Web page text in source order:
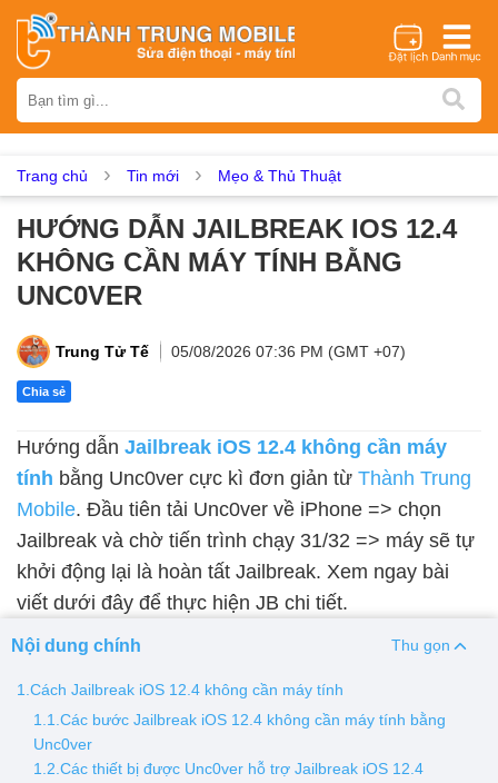
iPhone Samsung Oppo Xiaomi Realme Vivo
Asus Sony Vertu LG Tecno
Dịch vụ sửa chữa
Thay mic Thay rung Thay main Unlock - Mở Khoá
Màn hình Vsmart Màn hình Google Pixel
Thay pin
Pin iPhone Pin Samsumg Pin Oppo Pin Xiaomi
Pin Realme
Thay vỏ
Vỏ iPhone Vỏ Samsung Vỏ Xiaomi
Vỏ Huawei Vỏ Vivo
Trang chủ Tin mới Mẹo & Thủ Thuật
HƯỚNG DẪN JAILBREAK IOS 12.4
KHÔNG CẦN MÁY TÍNH BẰNG
UNC0VER
Trung Tử Tế 05/08/2026 07:36 PM (GMT +07)
Chia sẻ
Hướng dẫn Jailbreak iOS 12.4 không cần máy
tính bằng Unc0ver cực kì đơn giản từ Thành Trung
Mobile. Đầu tiên tải Unc0ver về iPhone => chọn
Jailbreak và chờ tiến trình chạy 31/32 => máy sẽ tự
khởi động lại là hoàn tất Jailbreak. Xem ngay bài
viết dưới đây để thực hiện JB chi tiết.
Nội dung chính Thu gọn
1.Cách Jailbreak iOS 12.4 không cần máy tính
1.1.Các bước Jailbreak iOS 12.4 không cần máy tính bằng
Unc0ver
1.2.Các thiết bị được Unc0ver hỗ trợ Jailbreak iOS 12.4